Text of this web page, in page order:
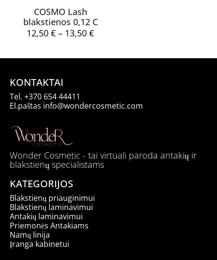
COSMO Lash
blakstienos 0,12 C
12,50€ – 13,50€Price
through
KONTAKTAI
Tel. +370 654 44411
El.paštas info@wondercosmetic.com
Wonder Cosmetic - tai virtuali paroda antakių ir
blakstienų specialistams
KATEGORIJOS
Blakstienų priauginimui
Blakstienų laminavimui
Antakių laminavimui
Priemonės Antakiams
Namų linija
Įranga kabinetui